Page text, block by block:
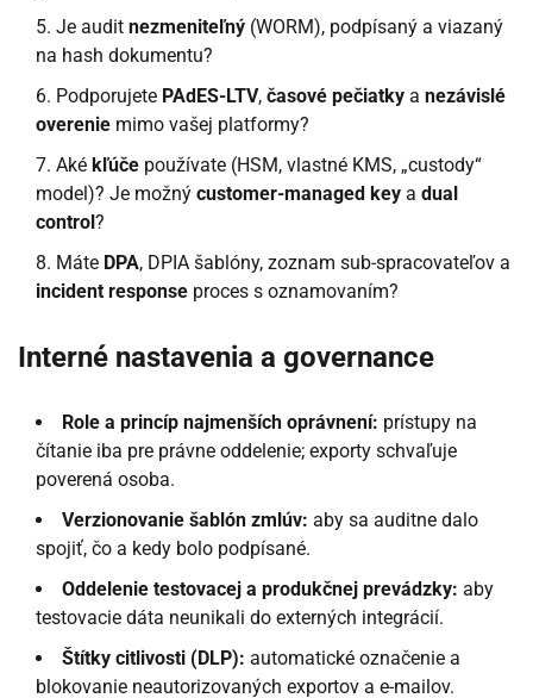
Je audit nezmeniteľný (WORM), podpísaný a viazaný
na hash dokumentu?
Podporujete PAdES-LTV, časové pečiatky a nezávislé
overenie mimo vašej platformy?
Aké kľúče používate (HSM, vlastné KMS, „custody“
model)? Je možný customer-managed key a dual
control ?
Máte DPA, DPIA šablóny, zoznam sub-spracovateľov a
incident response proces s oznamovaním?
Interné nastavenia a governance
Role a princíp najmenších oprávnení: prístupy na
čítanie iba pre právne oddelenie; exporty schvaľuje
poverená osoba.
Verzionovanie šablón zmlúv: aby sa auditne dalo
spojiť, čo a kedy bolo podpísané.
Oddelenie testovacej a produkčnej prevádzky: aby
testovacie dáta neunikali do externých integrácií.
Štítky citlivosti (DLP): automatické označenie a
blokovanie neautorizovaných exportov a e-mailov.